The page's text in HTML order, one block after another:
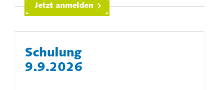
Jetzt anmelden
Schulung
9.9.2026